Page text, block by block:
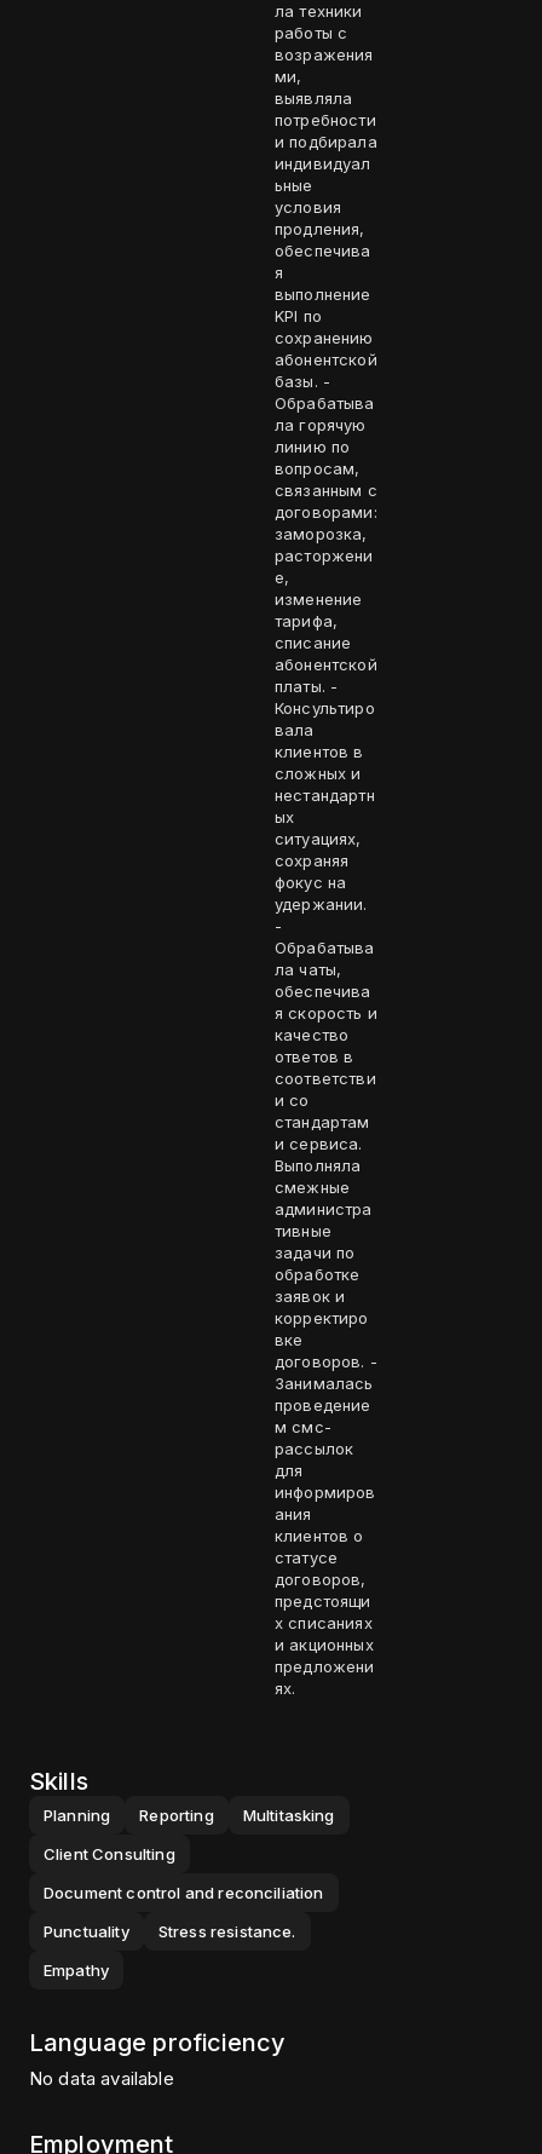
ла техники
работы с
возражения
ми,
выявляла
потребности
и подбирала
индивидуал
ьные
условия
продления,
обеспечива
я
выполнение
KPI по
сохранению
абонентской
базы. -
Обрабатыва
ла горячую
линию по
вопросам,
связанным с
договорами:
заморозка,
расторжени
е,
изменение
тарифа,
списание
абонентской
платы. -
Консультиро
вала
клиентов в
сложных и
нестандартн
ых
ситуациях,
сохраняя
фокус на
удержании.
-
Обрабатыва
ла чаты,
обеспечива
я скорость и
качество
ответов в
соответстви
и со
стандартам
и сервиса.
Выполняла
смежные
администра
тивные
задачи по
обработке
заявок и
корректиро
вке
договоров. -
Занималась
проведение
м смс-
рассылок
для
информиров
ания
клиентов о
статусе
договоров,
предстоящи
х списаниях
и акционных
предложени
ях.
Skills
Planning Reporting
Multitasking
Client Consulting
Document control and reconciliation
Punctuality
Stress resistance.
Empathy
Language proficiency
No data available
Employment